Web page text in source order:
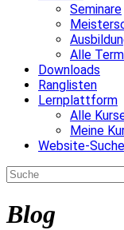
Seminare
Alle
Downloads
Ranglisten
Lernplattform
Alle
Meine
Website-
Blog